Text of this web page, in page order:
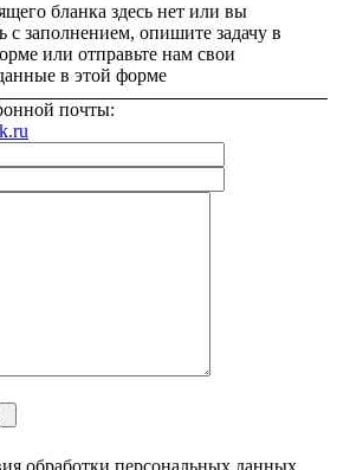
бланка здесь нет или вы
с заполнением, опишите задачу в
или отправьте нам свои
в этой форме
почты: